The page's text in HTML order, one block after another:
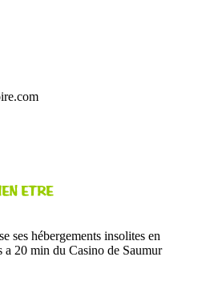
ses hébergements insolites en
20 min du Casino de Saumur